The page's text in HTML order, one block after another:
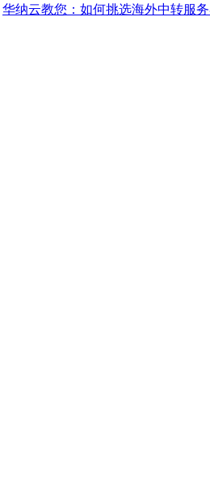
华纳云教您：如何挑选海外中转服务